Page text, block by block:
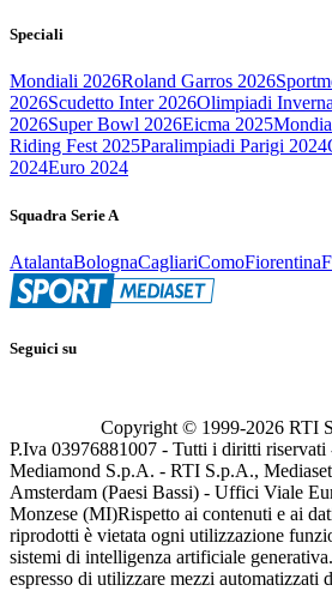
Speciali
Mondiali 2026Roland Garros 2026
2026Scudetto Inter 2026Olimpiadi
2026Super Bowl 2026Eicma 2025
Riding Fest 2025Paralimpiadi Parigi 2024
2024Euro 2024
Squadra Serie A
AtalantaBolognaCagliariComoFiorentina
Seguici su
Copyright © 1999-2026 RTI
P.Iva 03976881007 - Tutti i diritti riservati
Mediamond S.p.A. - RTI S.p.A.,
Amsterdam (Paesi Bassi) - Uffici Viale
Monzese (MI)Rispetto ai contenuti e ai
riprodotti è vietata ogni utilizzazione
sistemi di intelligenza artificiale
espresso di utilizzare mezzi automatizzati